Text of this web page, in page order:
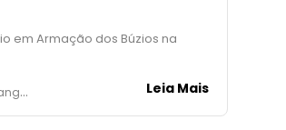
em Armação dos Búzios na
Leia Mais